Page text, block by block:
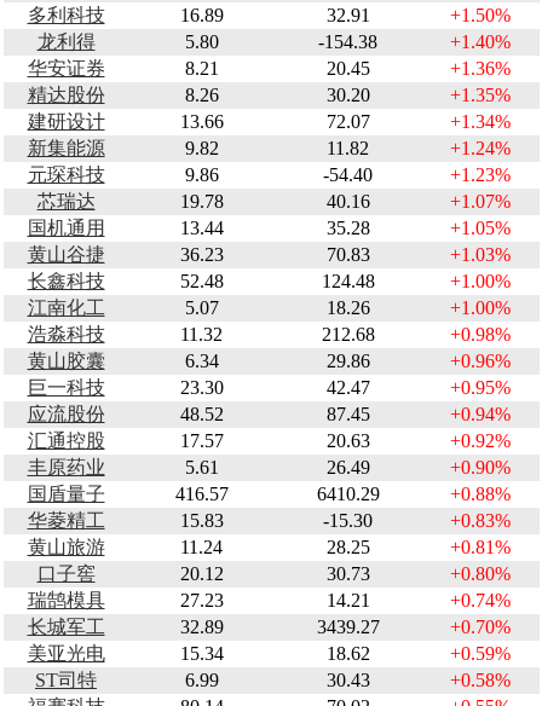
多利科技
16.89 32.91
+1.50%
龙利得
5.80 -154.38
+1.40%
华安证券
8.21 20.45
+1.36%
精达股份
8.26 30.20
+1.35%
建研设计
13.66 72.07
+1.34%
新集能源
9.82 11.82
+1.24%
元琛科技
9.86 -54.40
+1.23%
芯瑞达
19.78 40.16
+1.07%
国机通用
13.44 35.28
+1.05%
黄山谷捷
36.23 70.83
+1.03%
长鑫科技
52.48 124.48
+1.00%
江南化工
5.07 18.26
+1.00%
浩淼科技
11.32 212.68
+0.98%
黄山胶囊
6.34 29.86
+0.96%
巨一科技
23.30 42.47
+0.95%
应流股份
48.52 87.45
+0.94%
汇通控股
17.57 20.63
+0.92%
丰原药业
5.61 26.49
+0.90%
国盾量子
416.57 6410.29
+0.88%
华菱精工
15.83 -15.30
+0.83%
黄山旅游
11.24 28.25
+0.81%
口子窖
20.12 30.73
+0.80%
瑞鹄模具
27.23 14.21
+0.74%
长城军工
32.89 3439.27
+0.70%
美亚光电
15.34 18.62
+0.59%
ST司特
6.99 30.43
+0.58%